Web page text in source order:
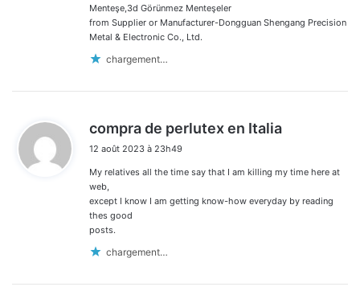
Menteşe,3d Görünmez Menteşeler
from Supplier or Manufacturer-Dongguan Shengang Precision
Metal & Electronic Co., Ltd.
chargement…
compra de perlutex en Italia
12 août 2023 à 23h49
My relatives all the time say that I am killing my time here at
web,
except I know I am getting know-how everyday by reading
thes good
posts.
chargement…